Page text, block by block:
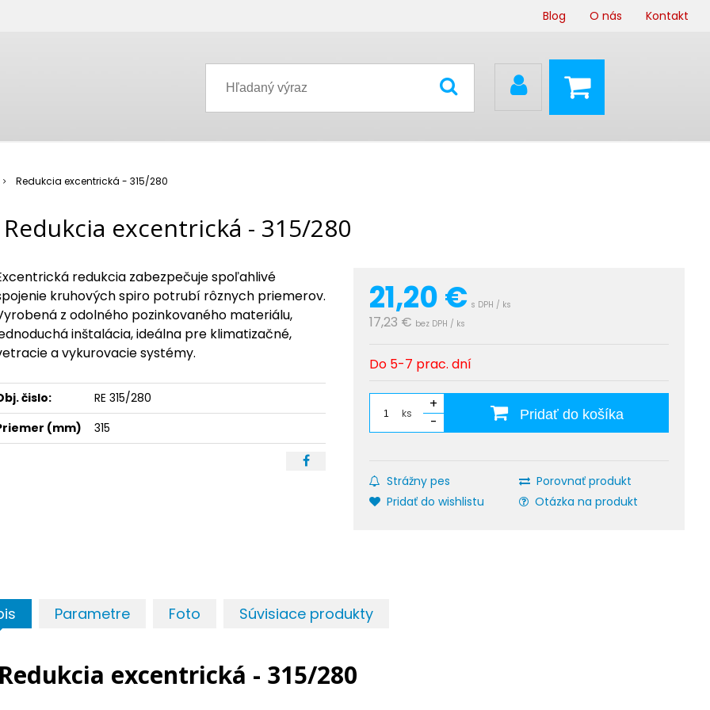
Blog O nás Kontakt
Redukcia excentrická - 315/280
Redukcia excentrická - 315/280
21,20€ s DPH / ks
17,23 € bez DPH / ks
Do 5-7 prac. dní
ks
+
-
Pridať do košíka
Strážny pes
Porovnať produkt
Pridať do wishlistu
Otázka na produkt
redukcia zabezpečuje spoľahlivé
kruhových spiro potrubí rôznych priemerov.
z odolného pozinkovaného materiálu,
inštalácia, ideálna pre klimatizačné,
a vykurovacie systémy.
čislo:
RE 315/280
(mm)
315
Parametre Foto Súvisiace produkty
excentrická - 315/280